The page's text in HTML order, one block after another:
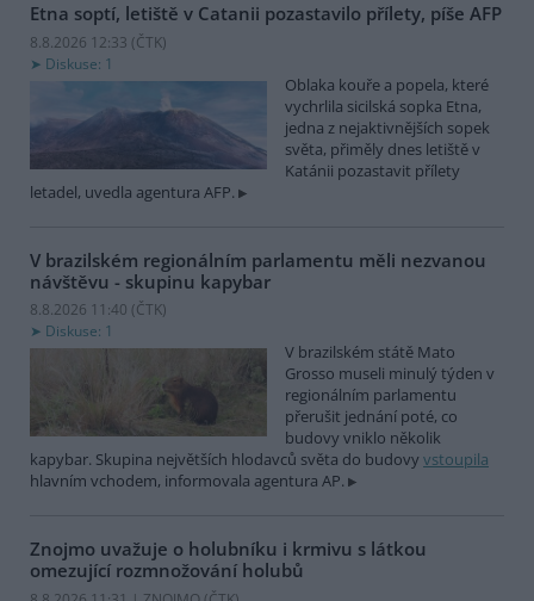
Etna soptí, letiště v Catanii pozastavilo přílety, píše AFP
8.8.2026 12:33 (ČTK)
Diskuse: 1
Oblaka kouře a popela, které
vychrlila sicilská sopka Etna,
jedna z nejaktivnějších sopek
světa, přiměly dnes letiště v
Katánii pozastavit přílety
letadel, uvedla agentura AFP.
V brazilském regionálním parlamentu měli nezvanou
návštěvu - skupinu kapybar
8.8.2026 11:40 (ČTK)
Diskuse: 1
V brazilském státě Mato
Grosso museli minulý týden v
regionálním parlamentu
přerušit jednání poté, co
budovy vniklo několik
kapybar. Skupina největších hlodavců světa do budovy vstoupila
hlavním vchodem, informovala agentura AP.
Znojmo uvažuje o holubníku i krmivu s látkou
omezující rozmnožování holubů